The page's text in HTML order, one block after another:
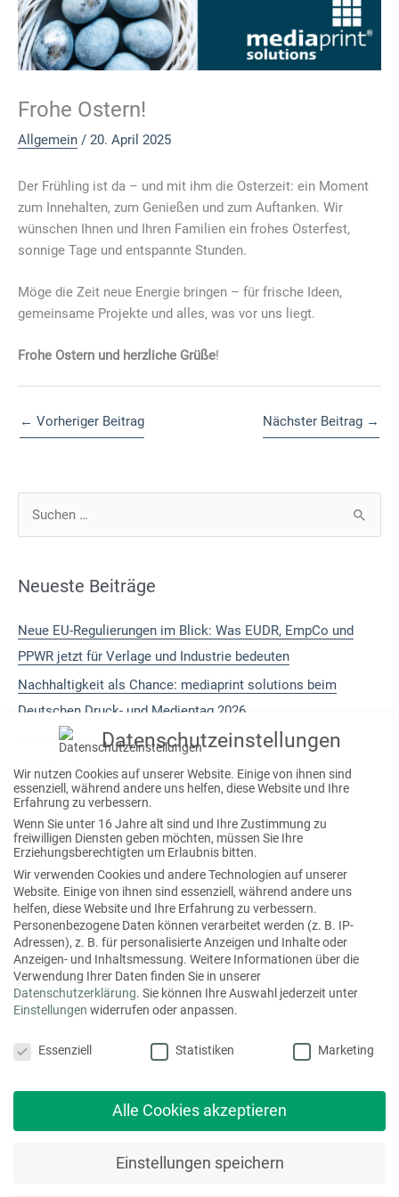
Frohe Ostern!
Allgemein / 20. April 2025
Der Frühling ist da – und mit ihm die Osterzeit: ein Moment
zum Innehalten, zum Genießen und zum Auftanken. Wir
wünschen Ihnen und Ihren Familien ein frohes Osterfest,
sonnige Tage und entspannte Stunden.
Möge die Zeit neue Energie bringen – für frische Ideen,
gemeinsame Projekte und alles, was vor uns liegt.
Frohe Ostern und herzliche Grüße!
← Vorheriger Beitrag Nächster Beitrag →
h
n
n
a
c
Neueste Beiträge
Neue EU-Regulierungen im Blick: Was EUDR, EmpCo und
PPWR jetzt für Verlage und Industrie bedeuten
Nachhaltigkeit als Chance: mediaprint solutions beim
Deutschen Druck- und Medientag 2026
Bedarf schlägt Prognose: Unser Rückblick auf die Print
Digital Convention 2026
Folgen Sie uns auch hier
f
a
c
e
b
o
k
x
i
n
g
l
i
n
k
e
d
i
n
s
t
a
g
a
Hier erreichen Sie uns:
mediaprint solutions GmbH
Eggertstraße 28
+49 (0) 5251 522-300
Datenschutzeinstellungen
Wir nutzen Cookies auf unserer Website. Einige von ihnen sind
essenziell, während andere uns helfen, diese Website und Ihre
Erfahrung zu verbessern.
Wenn Sie unter 16 Jahre alt sind und Ihre Zustimmung zu
freiwilligen Diensten geben möchten, müssen Sie Ihre
Erziehungsberechtigten um Erlaubnis bitten.
Wir verwenden Cookies und andere Technologien auf unserer
Website. Einige von ihnen sind essenziell, während andere uns
helfen, diese Website und Ihre Erfahrung zu verbessern.
Personenbezogene Daten können verarbeitet werden (z. B. IP-
Adressen), z. B. für personalisierte Anzeigen und Inhalte oder
Anzeigen- und Inhaltsmessung. Weitere Informationen über die
Verwendung Ihrer Daten finden Sie in unserer
Datenschutzerklärung. Sie können Ihre Auswahl jederzeit unter
Einstellungen widerrufen oder anpassen.
Essenziell
Statistiken Marketing
Alle Cookies akzeptieren
Einstellungen speichern